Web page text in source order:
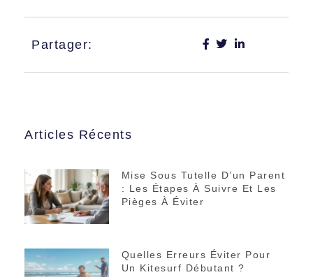
Partager:
Articles Récents
Mise Sous Tutelle D’un Parent
: Les Étapes À Suivre Et Les
Pièges À Éviter
Quelles Erreurs Éviter Pour
Un Kitesurf Débutant ?